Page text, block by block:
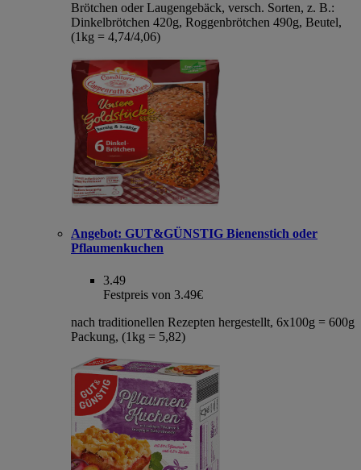
Brötchen oder Laugengebäck, versch. Sorten, z. B.:
Dinkelbrötchen 420g, Roggenbrötchen 490g, Beutel,
(1kg = 4,74/4,06)
Angebot: GUT&GÜNSTIG Bienenstich oder
Pflaumenkuchen
3.49
Festpreis von 3.49€
nach traditionellen Rezepten hergestellt, 6x100g = 600g
Packung, (1kg = 5,82)